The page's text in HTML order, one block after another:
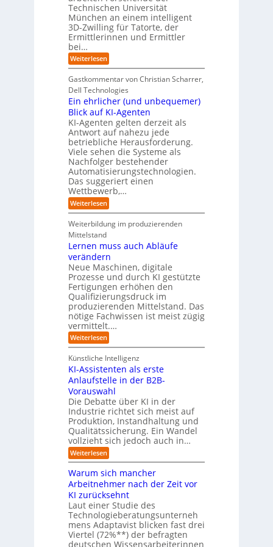
o
u
t
e
-
H
e
r
s
t
e
l
l
e
r
n
n
K
I
-
r
o
j
e
k
t
e
i
n
d
e
r
I
n
d
u
s
t
r
i
e
e
r
m
ö
g
l
i
c
h
e
n
d
e
s
C
b
e
r
r
s
i
k
o
,
w
a
c
h
s
e
n
d
e
R
a
n
s
o
m
w
a
r
e
-
G
e
f
a
h
t
e
s
L
e
e
n
ü
r
I
n
d
u
s
t
r
i
e
r
o
b
o
t
r
Technischen Universität
München an einem intelligent
3D-Zwilling für Tatorte, der
Ermittlerinnen und Ermittler
bei…
Weiterlesen:
E
n
3
D
-
Z
w
i
l
l
i
n
g
f
ü
r
T
t
o
r
t
e
Gastkommentar von Christian Scharrer,
Dell Technologies
Ein ehrlicher (und unbequemer)
Blick auf KI-Agenten
KI-Agenten gelten derzeit als
Antwort auf nahezu jede
betriebliche Herausforderung.
Viele sehen die Systeme als
Nachfolger bestehender
Automatisierungstechnologien.
Das suggeriert einen
Wettbewerb,…
Weiterlesen:
E
n
e
h
r
l
i
c
h
e
r
(
u
n
d
u
n
e
q
u
e
m
e
r
)
B
l
i
k
a
u
K
I
-
A
g
Weiterbildung im produzierenden
Mittelstand
Lernen muss auch Abläufe
verändern
Neue Maschinen, digitale
Prozesse und durch KI gestützte
Fertigungen erhöhen den
Qualifizierungsdruck im
produzierenden Mittelstand. Das
nötige Fachwissen ist meist zügig
vermittelt.…
Weiterlesen:
L
e
r
n
e
n
m
u
s
s
a
u
c
h
A
b
l
u
f
e
v
e
r
Künstliche Intelligenz
KI-Assistenten als erste
Anlaufstelle in der B2B-
Vorauswahl
Die Debatte über KI in der
Industrie richtet sich meist auf
Produktion, Instandhaltung und
Qualitätssicherung. Ein Wandel
vollzieht sich jedoch auch in…
Weiterlesen:
K
I
-
A
s
s
i
s
t
e
Warum sich mancher
Arbeitnehmer nach der Zeit vor
KI zurücksehnt
Laut einer Studie des
Technologieberatungsunterneh
mens Adaptavist blicken fast drei
Viertel (72%**) der befragten
deutschen Wissensarbeiterinnen